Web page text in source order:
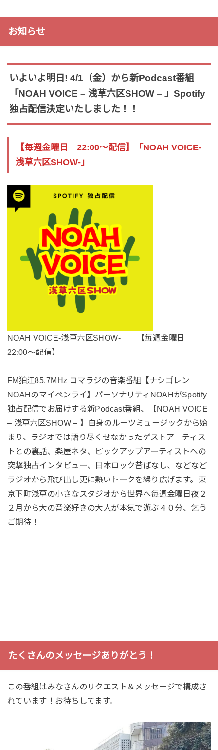
お知らせ
いよいよ明日! 4/1（金）から新Podcast番組
「NOAH VOICE – 浅草六区SHOW – 」Spotify
独占配信決定いたしました！！
【毎週金曜日 22:00〜配信】「NOAH VOICE-
浅草六区SHOW-」
NOAH VOICE-浅草六区SHOW- 【毎週金曜日
22:00〜配信】
FM狛江85.7MHz コマラジの音楽番組【ナシゴレン
NOAHのマイペンライ】パーソナリティNOAHがSpotify
独占配信でお届けする新Podcast番組、【NOAH VOICE
– 浅草六区SHOW – 】自身のルーツミュージックから始
まり、ラジオでは語り尽くせなかったゲストアーティス
トとの裏話、楽屋ネタ、ピックアップアーティストへの
突撃独占インタビュー、日本ロック昔ばなし、などなど
ラジオから飛び出し更に熱いトークを繰り広げます。東
京下町浅草の小さなスタジオから世界へ毎週金曜日夜２
２月から大の音楽好きの大人が本気で遊ぶ４０分、乞う
ご期待！
たくさんのメッセージありがとう！
この番組はみなさんのリクエスト＆メッセージで構成さ
れています！お待ちしてます。